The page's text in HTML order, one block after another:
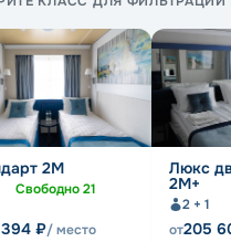
2M
Свободно21
₽/ место
Люкс
2М+
2 + 1
от205